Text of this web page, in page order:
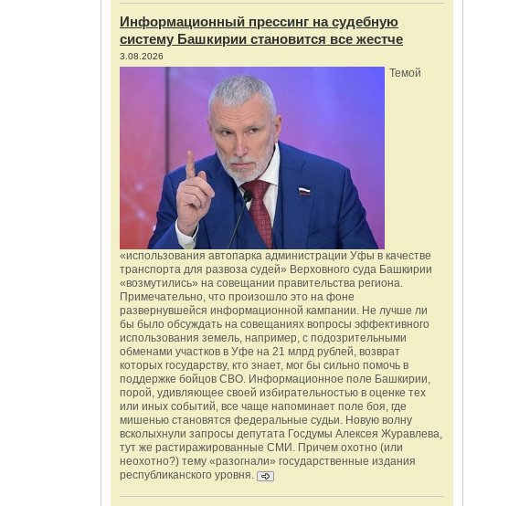
Информационный прессинг на судебную
систему Башкирии становится все жестче
3.08.2026
Темой
«использования автопарка администрации Уфы в качестве
транспорта для развоза судей» Верховного суда Башкирии
«возмутились» на совещании правительства региона.
Примечательно, что произошло это на фоне
развернувшейся информационной кампании. Не лучше ли
бы было обсуждать на совещаниях вопросы эффективного
использования земель, например, с подозрительными
обменами участков в Уфе на 21 млрд рублей, возврат
которых государству, кто знает, мог бы сильно помочь в
поддержке бойцов СВО. Информационное поле Башкирии,
порой, удивляющее своей избирательностью в оценке тех
или иных событий, все чаще напоминает поле боя, где
мишенью становятся федеральные судьи. Новую волну
всколыхнули запросы депутата Госдумы Алексея Журавлева,
тут же растиражированные СМИ. Причем охотно (или
неохотно?) тему «разогнали» государственные издания
республиканского уровня.